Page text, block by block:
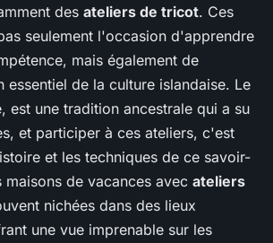
des ateliers de tricot. Ces
seulement l'occasion d'apprendre
mais également de
essentiel de la culture islandaise. Le
est une tradition ancestrale qui a su
et participer à ces ateliers, c'est
et les techniques de ce savoir-
maisons de vacances avec ateliers
nichées dans des lieux
une vue imprenable sur les